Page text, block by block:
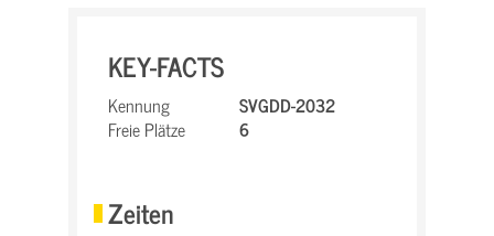
KEY-FACTS
Kennung
SVGDD-2032
Freie Plätze
6
Zeiten